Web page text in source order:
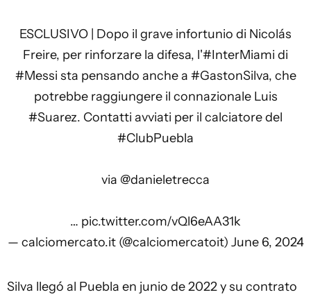
ESCLUSIVO | Dopo il grave infortunio di Nicolás
Freire, per rinforzare la difesa, l'#InterMiami di
#Messi sta pensando anche a #GastonSilva, che
potrebbe raggiungere il connazionale Luis
#Suarez. Contatti avviati per il calciatore del
#ClubPuebla
via @danieletrecca
… pic.twitter.com/vQl6eAA31k
— calciomercato.it (@calciomercatoit) June 6, 2024
Silva llegó al Puebla en junio de 2022 y su contrato